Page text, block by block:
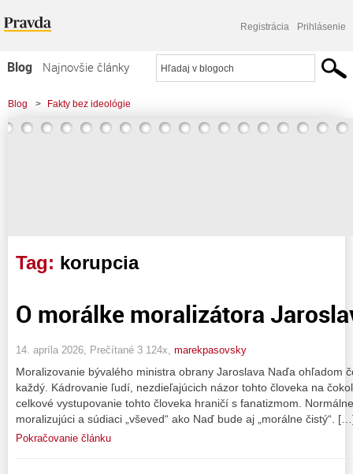
Registrácia Prihlásenie
Blog
Najnovšie články
Najčítanejšie články
Najkomentovanejšie články
Blog > Fakty bez ideológie
Tag: korupcia
O morálke moralizátora
14. apríla 2026, Prečítané 3 124x, marekpasovsky
Moralizovanie bývalého ministra obrany Jaroslava Naďa ohľadom
každý. Kádrovanie ľudí, nezdieľajúcich názor tohto človeka na
celkové vystupovanie tohto človeka hraničí s fanatizmom.
moralizujúci a súdiaci „vševed“ ako Naď bude aj „morálne čistý“.
Pokračovanie článku